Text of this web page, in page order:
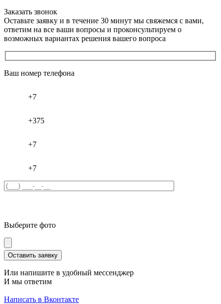
Заказать звонок
Оставьте заявку и в течение 30 минут мы свяжемся с вами,
ответим на все ваши вопросы и проконсультируем о
возможных вариантах решения вашего вопроса
Ваш номер телефона
+7
+375
+7
+7
Выберите фото
Оставить заявку
Или напишите в удобный мессенджер
И мы ответим
Написать в Вконтакте